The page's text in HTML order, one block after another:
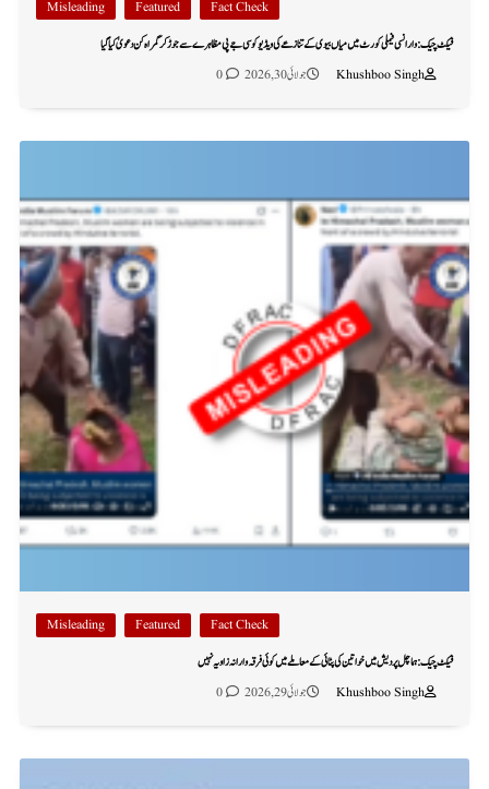
Fact Check
Featured
Misleading
فیکٹ چیک: وارانسی فیملی کورٹ میں میاں بیوی کے تنازعے کی ویڈیو کو سی جے پی مظاہرے سے جوڑ کر گمراہ کن دعویٰ کیا گیا
Khushboo Singh
جولائی 30, 2026 0
Fact Check
Featured
Misleading
فیکٹ چیک: ہماچل پردیش میں خواتین کی پٹائی کے معاملے میں کوئی فرقہ وارانہ زاویہ نہیں
Khushboo Singh
جولائی 29, 2026 0